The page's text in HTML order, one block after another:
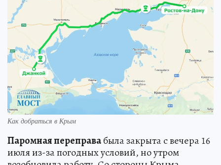
Как добраться в Крым
Паромная переправабыла закрыта с вечера 16
июля из-за погодных условий, но утром